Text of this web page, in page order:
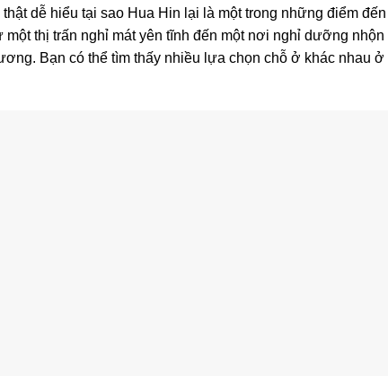
dễ hiểu tại sao Hua Hin lại là một trong những điểm
thị trấn nghỉ mát yên tĩnh đến một nơi nghỉ dưỡng
Bạn có thể tìm thấy nhiều lựa chọn chỗ ở khác nhau